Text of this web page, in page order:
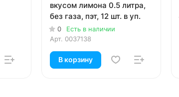
вкусом лимона 0.5 литра,
без газа, пэт, 12 шт. в уп.
0
Есть в наличии
Арт. 0037138
В корзину